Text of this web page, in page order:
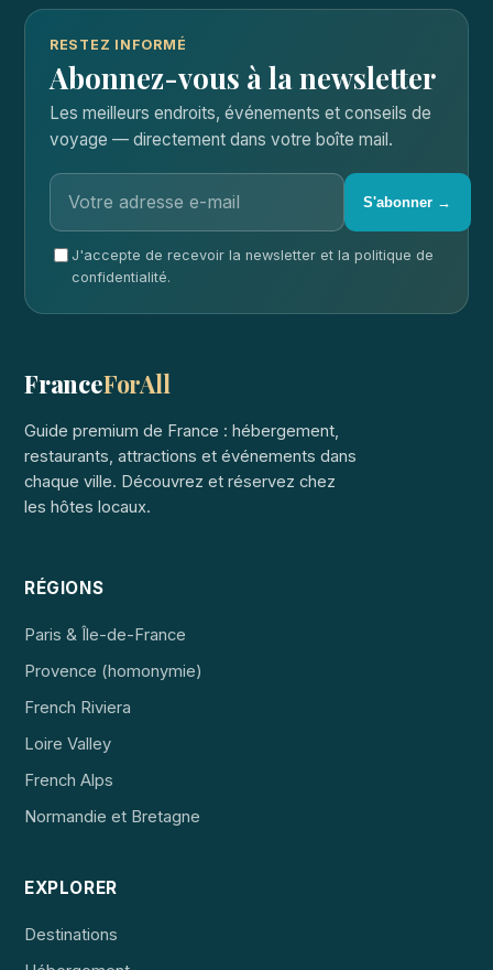
RESTEZ INFORMÉ
Abonnez-vous à la newsletter
Les meilleurs endroits, événements et conseils de
voyage — directement dans votre boîte mail.
S'abonner →
J'accepte de recevoir la newsletter et la politique de
confidentialité.
FranceForAll
Guide premium de France : hébergement,
restaurants, attractions et événements dans
chaque ville. Découvrez et réservez chez
les hôtes locaux.
RÉGIONS
Paris & Île-de-France
Provence (homonymie)
French Riviera
Loire Valley
French Alps
Normandie et Bretagne
EXPLORER
Destinations